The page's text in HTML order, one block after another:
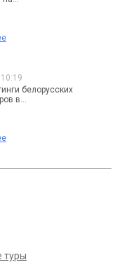
белорусских
в...
туры